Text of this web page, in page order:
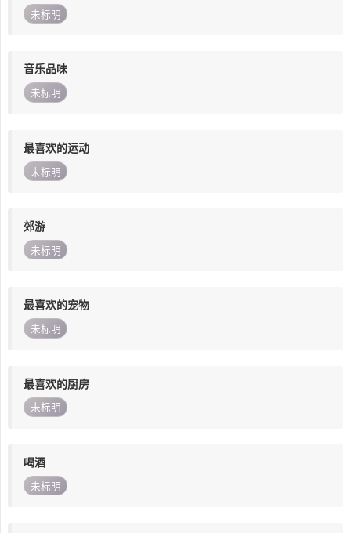
未标明
音乐品味
未标明
最喜欢的运动
未标明
郊游
未标明
最喜欢的宠物
未标明
最喜欢的厨房
未标明
喝酒
未标明